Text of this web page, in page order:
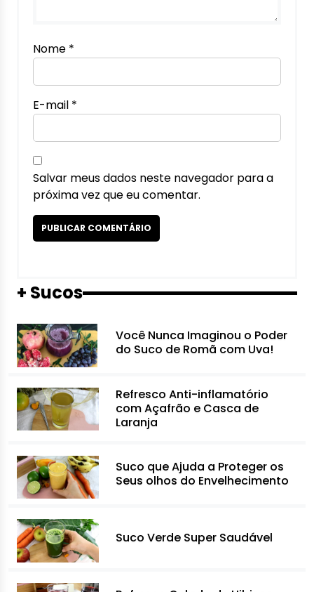
Nome *
E-mail *
Salvar meus dados neste navegador para a
próxima vez que eu comentar.
+ Sucos
Você Nunca Imaginou o Poder
do Suco de Romã com Uva!
Refresco Anti-inflamatório
com Açafrão e Casca de
Laranja
Suco que Ajuda a Proteger os
Seus olhos do Envelhecimento
Suco Verde Super Saudável